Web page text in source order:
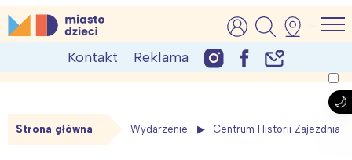
Skip
to
MiastoDzieci.pl
atrakcje dla dzieci, wydarzenia, imprezy rodzinne
Kontakt Reklama
Strona główna Wydarzenie Centrum Historii Zajezdnia